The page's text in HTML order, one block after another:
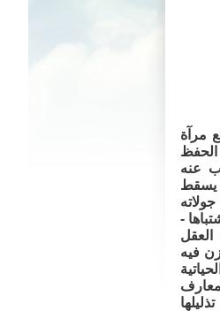
مرآة
عنه
يسقط
-
العقل
فيه